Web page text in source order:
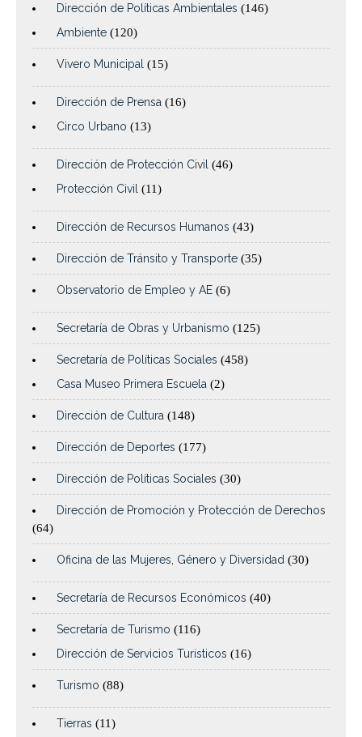
Dirección de Políticas Ambientales (146)
Ambiente (120)
Vivero Municipal (15)
Dirección de Prensa (16)
Circo Urbano (13)
Dirección de Protección Civil (46)
Protección Civil (11)
Dirección de Recursos Humanos (43)
Dirección de Tránsito y Transporte (35)
Observatorio de Empleo y AE (6)
Secretaría de Obras y Urbanismo (125)
Secretaría de Políticas Sociales (458)
Casa Museo Primera Escuela (2)
Dirección de Cultura (148)
Dirección de Deportes (177)
Dirección de Políticas Sociales (30)
Dirección de Promoción y Protección de Derechos
(64)
Oficina de las Mujeres, Género y Diversidad (30)
Secretaría de Recursos Económicos (40)
Secretaría de Turismo (116)
Dirección de Servicios Turisticos (16)
Turismo (88)
Tierras (11)